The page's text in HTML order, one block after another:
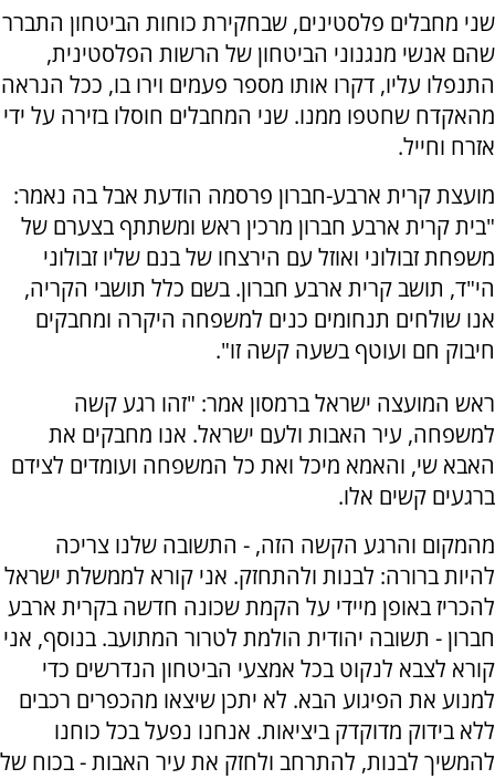
שני מחבלים פלסטינים, שבחקירת כוחות הביטחון התברר
שהם אנשי מנגנוני הביטחון של הרשות הפלסטינית,
התנפלו עליו, דקרו אותו מספר פעמים וירו בו, ככל הנראה
מהאקדח שחטפו ממנו. שני המחבלים חוסלו בזירה על ידי
אזרח וחייל.
מועצת קרית ארבע-חברון פרסמה הודעת אבל בה נאמר:
"בית קרית ארבע חברון מרכין ראש ומשתתף בצערם של
משפחת זבולוני ואוזל עם הירצחו של בנם שליו זבולוני
הי"ד, תושב קרית ארבע חברון. בשם כלל תושבי הקריה,
אנו שולחים תנחומים כנים למשפחה היקרה ומחבקים
חיבוק חם ועוטף בשעה קשה זו".
ראש המועצה ישראל ברמסון אמר: "זהו רגע קשה
למשפחה, עיר האבות ולעם ישראל. אנו מחבקים את
האבא שי, והאמא מיכל ואת כל המשפחה ועומדים לצידם
ברגעים קשים אלו.
מהמקום והרגע הקשה הזה, - התשובה שלנו צריכה
להיות ברורה: לבנות ולהתחזק. אני קורא לממשלת ישראל
להכריז באופן מיידי על הקמת שכונה חדשה בקרית ארבע
חברון - תשובה יהודית הולמת לטרור המתועב. בנוסף, אני
קורא לצבא לנקוט בכל אמצעי הביטחון הנדרשים כדי
למנוע את הפיגוע הבא. לא יתכן שיצאו מהכפרים רכבים
ללא בידוק מדוקדק ביציאות. אנחנו נפעל בכל כוחנו
להמשיך לבנות, להתרחב ולחזק את עיר האבות - בכוח של